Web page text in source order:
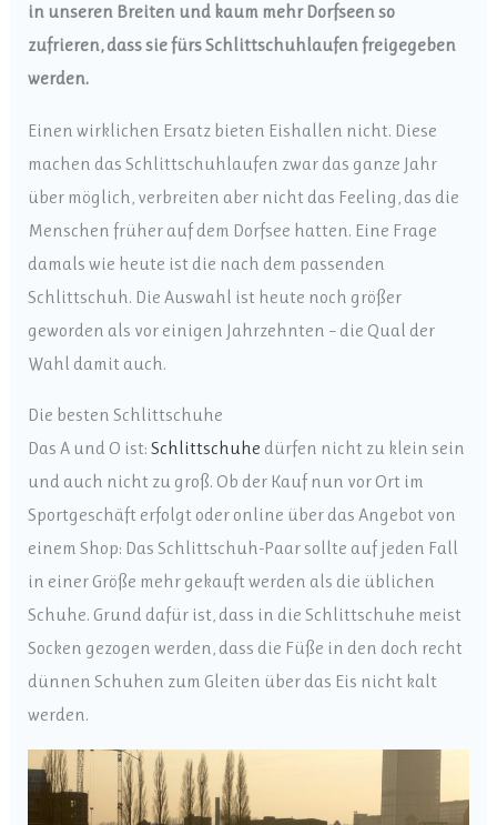
in unseren Breiten und kaum mehr Dorfseen so
zufrieren, dass sie fürs Schlittschuhlaufen freigegeben
werden.
Einen wirklichen Ersatz bieten Eishallen nicht. Diese
machen das Schlittschuhlaufen zwar das ganze Jahr
über möglich, verbreiten aber nicht das Feeling, das die
Menschen früher auf dem Dorfsee hatten. Eine Frage
damals wie heute ist die nach dem passenden
Schlittschuh. Die Auswahl ist heute noch größer
geworden als vor einigen Jahrzehnten – die Qual der
Wahl damit auch.
Die besten Schlittschuhe
Das A und O ist:Schlittschuhe dürfen nicht zu klein sein
und auch nicht zu groß. Ob der Kauf nun vor Ort im
Sportgeschäft erfolgt oder online über das Angebot von
einem Shop: Das Schlittschuh-Paar sollte auf jeden Fall
in einer Größe mehr gekauft werden als die üblichen
Schuhe. Grund dafür ist, dass in die Schlittschuhe meist
Socken gezogen werden, dass die Füße in den doch recht
dünnen Schuhen zum Gleiten über das Eis nicht kalt
werden.